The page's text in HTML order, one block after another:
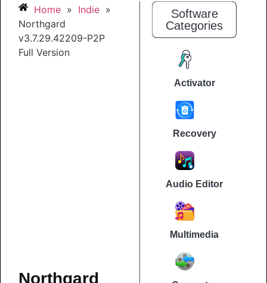
Home » Indie »
Northgard
v3.7.29.42209-P2P
Full Version
Northgard
Software
Categories
Activator
Recovery
Audio Editor
Multimedia